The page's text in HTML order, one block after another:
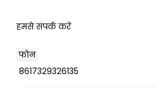
हमसे संपर्क करें
फोन
8617329326135